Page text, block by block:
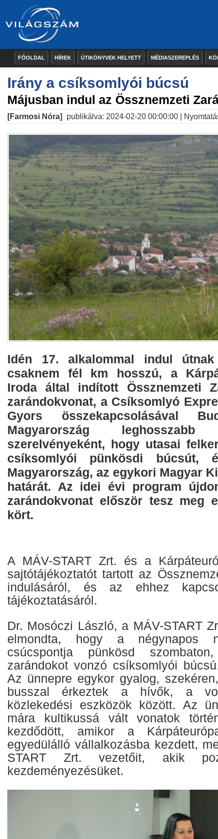
FŐOLDAL HÍREK ÚTIKÖNYVEK HELYETT MÉDIASZEREPLÉS
Irány a csíksomlyói búcsú
Májusban indul az Össznemzeti
[Farmosi Nóra] publikálva: 2024-02-20 00:00:00 |
Idén 17. alkalommal indul
csaknem fél km hosszú, a
Iroda által indított Össznemzeti
zarándokvonat, a Csíksomlyó
Gyors összekapcsolásával
Magyarország leghosszabb
szerelvényeként, hogy utasai
csíksomlyói pünkösdi búcsút,
Magyarország, az egykori Magyar
határát. Az idei évi program
zarándokvonat először tesz meg
kört.
A MÁV-START Zrt. és a
sajtótájékoztatót tartott az
indulásáról, és az ehhez
tájékoztatásáról.
Dr. Mosóczi László, a MÁV-START
elmondta, hogy a négynapos
csúcspontja pünkösd
zarándokot vonzó csíksomlyói
Az ünnepre egykor gyalog,
busszal érkeztek a hívők, a
közlekedési eszközök között. Az
mára kultikussá vált vonatok
kezdődött, amikor a
egyedülálló vállalkozásba kezdett,
START Zrt. vezetőit, akik
kezdeményezésüket.